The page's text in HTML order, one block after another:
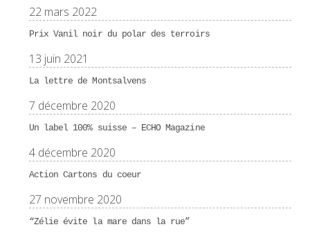
22 mars 2022
Prix Vanil noir du polar des terroirs
13 juin 2021
La lettre de Montsalvens
7 décembre 2020
Un label 100% suisse – ECHO Magazine
4 décembre 2020
Action Cartons du coeur
27 novembre 2020
“Zélie évite la mare dans la rue”